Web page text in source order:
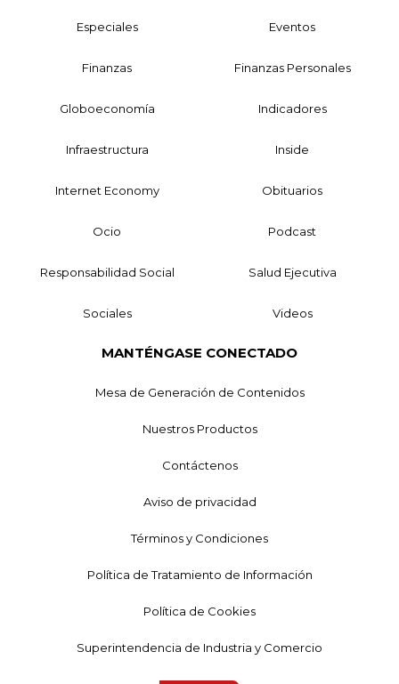
Especiales Eventos
Finanzas Finanzas Personales
Globoeconomía Indicadores
Infraestructura Inside
Internet Economy Obituarios
Ocio Podcast
Responsabilidad Social Salud Ejecutiva
Sociales Videos
MANTÉNGASE CONECTADO
Mesa de Generación de Contenidos
Nuestros Productos
Contáctenos
Aviso de privacidad
Términos y Condiciones
Política de Tratamiento de Información
Política de Cookies
Superintendencia de Industria y Comercio